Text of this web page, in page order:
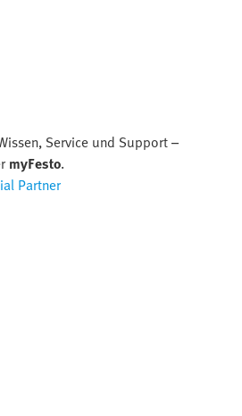
Service und Support –
myFesto.
Partner